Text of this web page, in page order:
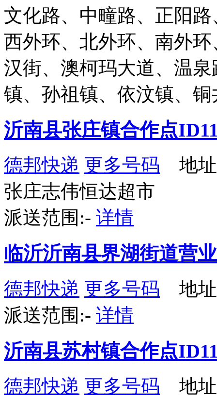
文化路、中疃路、正阳
西外环、北外环、南外
汉街、澳柯玛大道、温
镇、孙祖镇、依汶镇、
沂南县张庄镇合作点
德邦快递 更多号码 地址
张庄志伟恒达超市
派送范围:- 详情
临沂沂南县界湖街道营
德邦快递 更多号码 地址
派送范围:- 详情
沂南县苏村镇合作点
德邦快递 更多号码 地址